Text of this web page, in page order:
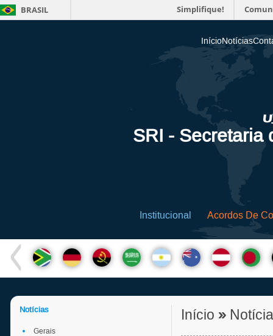
BRASIL Simplifique!
InícioNotícias
SRI - Secretaria
Institucional Acordos De
Notícias
Gerais
Início »